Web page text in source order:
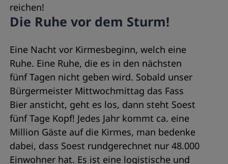
reichen!
Die Ruhe vor dem Sturm!
Eine Nacht vor Kirmesbeginn, welch eine
Ruhe. Eine Ruhe, die es in den nächsten
fünf Tagen nicht geben wird. Sobald unser
Bürgermeister Mittwochmittag das Fass
Bier ansticht, geht es los, dann steht Soest
fünf Tage Kopf! Jedes Jahr kommt ca. eine
Million Gäste auf die Kirmes, man bedenke
dabei, dass Soest rundgerechnet nur 48.000
Einwohner hat. Es ist eine logistische und